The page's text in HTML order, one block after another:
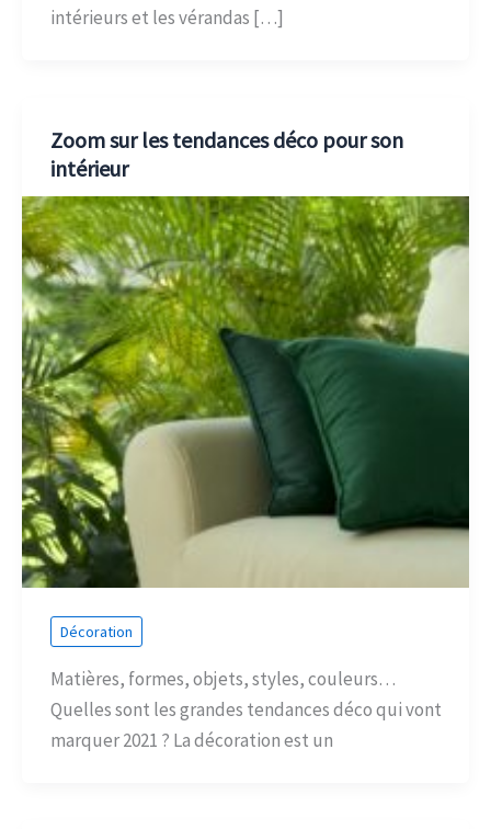
intérieurs et les vérandas […]
Zoom sur les tendances déco pour son
intérieur
Décoration
Matières, formes, objets, styles, couleurs…
Quelles sont les grandes tendances déco qui vont
marquer 2021 ? La décoration est un